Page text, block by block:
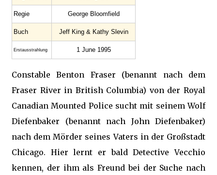
Regie George Bloomfield
Buch Jeff King & Kathy Slevin
Erstausstrahlung 1 June 1995
Constable Benton Fraser (benannt nach dem
Fraser River in British Columbia) von der Royal
Canadian Mounted Police sucht mit seinem Wolf
Diefenbaker (benannt nach John Diefenbaker)
nach dem Mörder seines Vaters in der Großstadt
Chicago. Hier lernt er bald Detective Vecchio
kennen, der ihm als Freund bei der Suche nach